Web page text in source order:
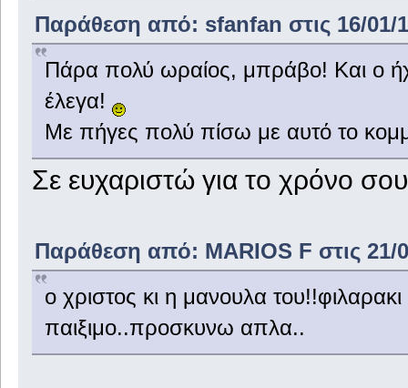
Παράθεση από: sfanfan στις 16/01/
Πάρα πολύ ωραίος, μπράβο! Και ο
έλεγα!
Με πήγες πολύ πίσω με αυτό το
Σε ευχαριστώ για το χρόνο
Παράθεση από: MARIOS F στις 21/
ο χριστος κι η μανουλα
παιξιμο..προσκυνω απλα..